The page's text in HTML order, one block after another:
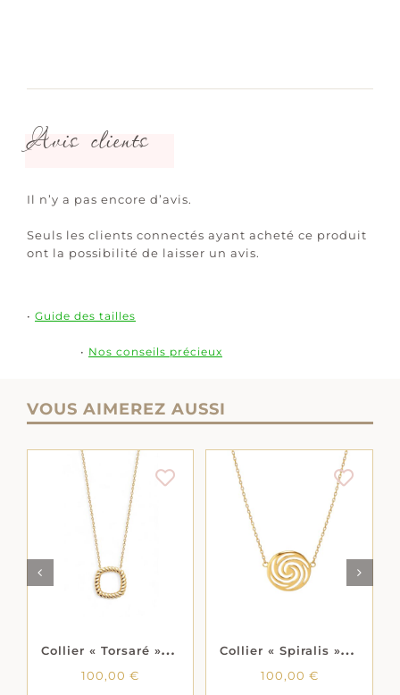
Avis clients
Il n’y a pas encore d’avis.
Seuls les clients connectés ayant acheté ce produit
ont la possibilité de laisser un avis.
• Guide des tailles
• Nos conseils précieux
VOUS AIMEREZ AUSSI
C
ollier « Torsaré » – Plaqué or
100,00€
AJOUTER AU
PANIER
/
C
ollier « Spiralis » – Plaqué or
100,00 €
AJOUTER AU
PANIER
DÉTAILS